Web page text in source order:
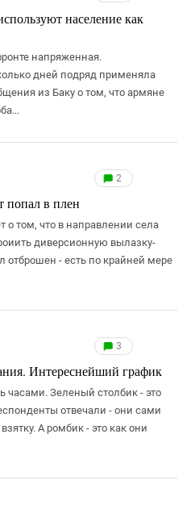
население как
напряженная.
дней подряд применяла
из Баку о том, что армяне
2
попал в плен
о том, что в направлении села
диверсионную вылазку-
отброшен - есть по крайней мере
3
Интереснейший график
часами. Зеленый столбик - это
отвечали - они сами
А ромбик - это как они